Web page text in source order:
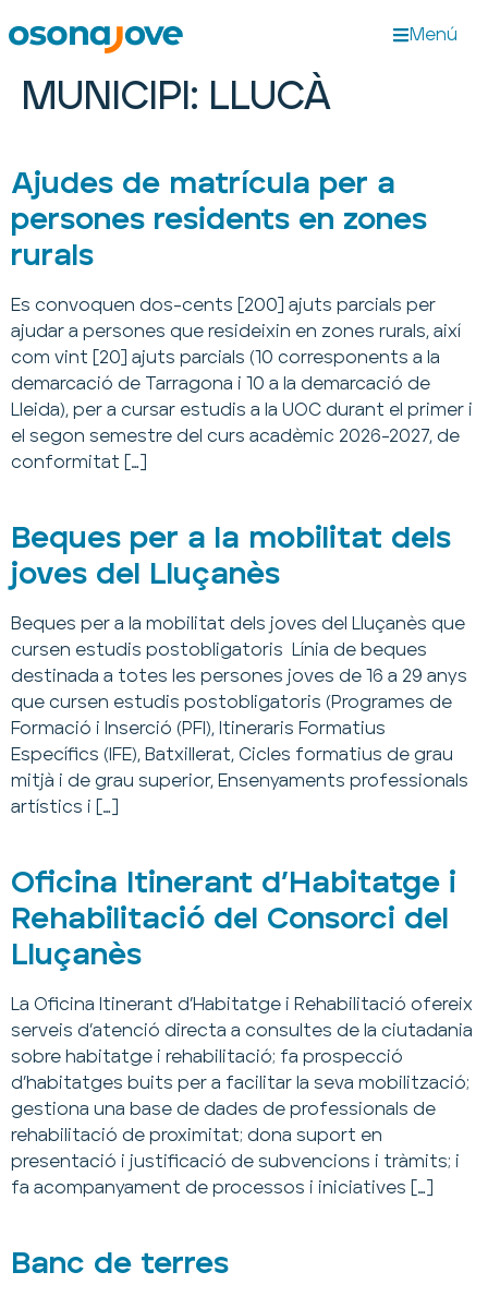
Menú
MUNICIPI: LLUCÀ
Ajudes de matrícula per a
persones residents en zones
rurals
Es convoquen dos-cents [200] ajuts parcials per
ajudar a persones que resideixin en zones rurals, així
com vint [20] ajuts parcials (10 corresponents a la
demarcació de Tarragona i 10 a la demarcació de
Lleida), per a cursar estudis a la UOC durant el primer i
el segon semestre del curs acadèmic 2026-2027, de
conformitat […]
Beques per a la mobilitat dels
joves del Lluçanès
Beques per a la mobilitat dels joves del Lluçanès que
cursen estudis postobligatoris Línia de beques
destinada a totes les persones joves de 16 a 29 anys
que cursen estudis postobligatoris (Programes de
Formació i Inserció (PFI), Itineraris Formatius
Específics (IFE), Batxillerat, Cicles formatius de grau
mitjà i de grau superior, Ensenyaments professionals
artístics i […]
Oficina Itinerant d’Habitatge i
Rehabilitació del Consorci del
Lluçanès
La Oficina Itinerant d’Habitatge i Rehabilitació ofereix
serveis d’atenció directa a consultes de la ciutadania
sobre habitatge i rehabilitació; fa prospecció
d’habitatges buits per a facilitar la seva mobilització;
gestiona una base de dades de professionals de
rehabilitació de proximitat; dona suport en
presentació i justificació de subvencions i tràmits; i
fa acompanyament de processos i iniciatives […]
Banc de terres